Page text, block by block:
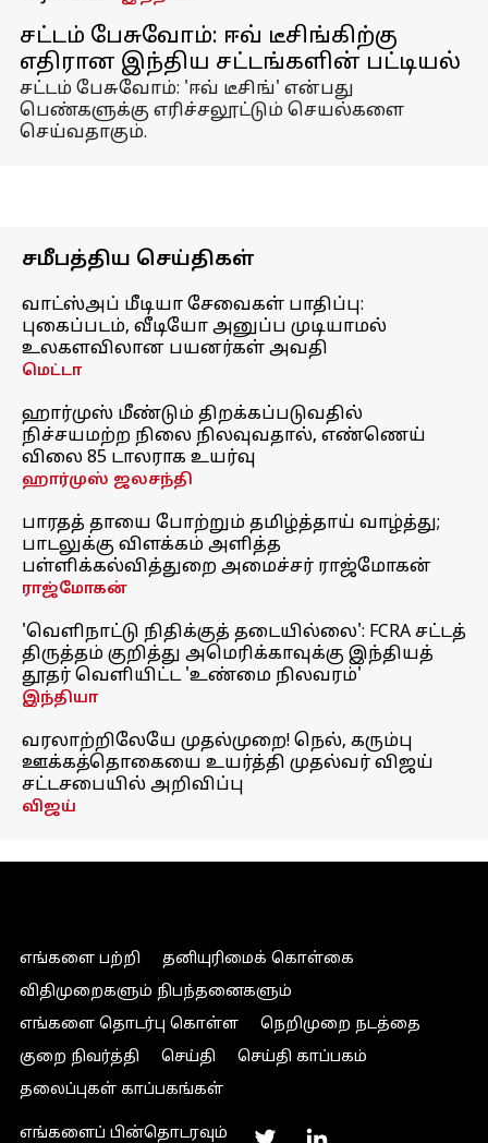
சட்டம் பேசுவோம்: ஈவ் டீசிங்கிற்கு
எதிரான இந்திய சட்டங்களின் பட்டியல்
சட்டம் பேசுவோம்: 'ஈவ் டீசிங்' என்பது
பெண்களுக்கு எரிச்சலூட்டும் செயல்களை
செய்வதாகும்.
சமீபத்திய செய்திகள்
வாட்ஸ்அப் மீடியா சேவைகள் பாதிப்பு:
புகைப்படம், வீடியோ அனுப்ப முடியாமல்
உலகளவிலான பயனர்கள் அவதி
மெட்டா
ஹார்முஸ் மீண்டும் திறக்கப்படுவதில்
நிச்சயமற்ற நிலை நிலவுவதால், எண்ணெய்
விலை 85 டாலராக உயர்வு
ஹார்முஸ் ஜலசந்தி
பாரதத் தாயை போற்றும் தமிழ்த்தாய் வாழ்த்து;
பாடலுக்கு விளக்கம் அளித்த
பள்ளிக்கல்வித்துறை அமைச்சர் ராஜ்மோகன்
ராஜ்மோகன்
'வெளிநாட்டு நிதிக்குத் தடையில்லை': FCRA சட்டத்
திருத்தம் குறித்து அமெரிக்காவுக்கு இந்தியத்
தூதர் வெளியிட்ட 'உண்மை நிலவரம்'
இந்தியா
வரலாற்றிலேயே முதல்முறை! நெல், கரும்பு
ஊக்கத்தொகையை உயர்த்தி முதல்வர் விஜய்
சட்டசபையில் அறிவிப்பு
விஜய்
எங்களை பற்றி
தனியுரிமைக் கொள்கை
விதிமுறைகளும் நிபந்தனைகளும்
எங்களை தொடர்பு கொள்ள
நெறிமுறை நடத்தை
குறை நிவர்த்தி
செய்தி
செய்தி காப்பகம்
தலைப்புகள் காப்பகங்கள்
எங்களைப் பின்தொடரவும்